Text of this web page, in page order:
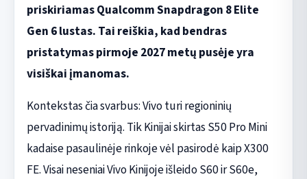
priskiriamas Qualcomm Snapdragon 8 Elite
Gen 6 lustas. Tai reiškia, kad bendras
pristatymas pirmoje 2027 metų pusėje yra
visiškai įmanomas.
Kontekstas čia svarbus: Vivo turi regioninių
pervadinimų istoriją. Tik Kinijai skirtas S50 Pro Mini
kadaise pasaulinėje rinkoje vėl pasirodė kaip X300
FE. Visai neseniai Vivo Kinijoje išleido S60 ir S60e,